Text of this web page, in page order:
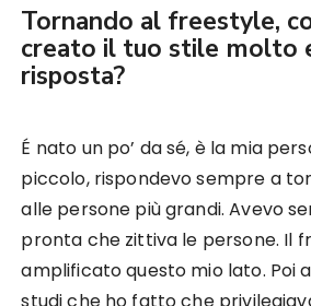
Tornando al freestyle,
creato il tuo stile molto
risposta?
É nato un po’ da sé, è la mia
piccolo, rispondevo sempre a
alle persone più grandi. Avevo
pronta che zittiva le persone. Il
amplificato questo mio lato. Poi